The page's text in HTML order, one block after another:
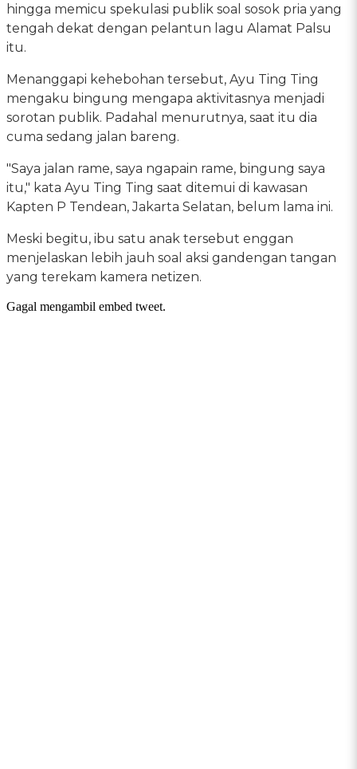
hingga memicu spekulasi publik soal sosok pria yang
tengah dekat dengan pelantun lagu Alamat Palsu
itu.
Menanggapi kehebohan tersebut, Ayu Ting Ting
mengaku bingung mengapa aktivitasnya menjadi
sorotan publik. Padahal menurutnya, saat itu dia
cuma sedang jalan bareng.
"Saya jalan rame, saya ngapain rame, bingung saya
itu," kata Ayu Ting Ting saat ditemui di kawasan
Kapten P Tendean, Jakarta Selatan, belum lama ini.
Meski begitu, ibu satu anak tersebut enggan
menjelaskan lebih jauh soal aksi gandengan tangan
yang terekam kamera netizen.